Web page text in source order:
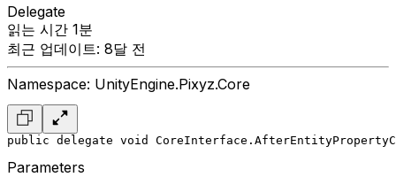
Delegate
읽는 시간 1분
최근 업데이트: 8달 전
Namespace: UnityEngine.Pixyz.Core
public delegate void
Parameters